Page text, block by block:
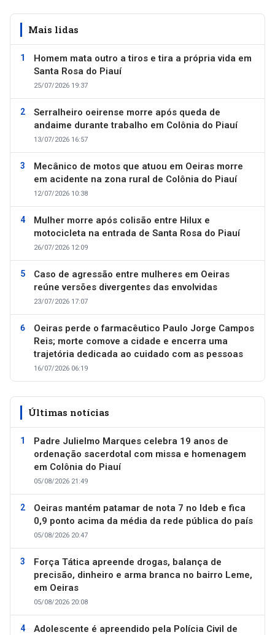
Mais lidas
Homem mata outro a tiros e tira a própria vida em
Santa Rosa do Piauí
25/07/2026 19:37
Serralheiro oeirense morre após queda de
andaime durante trabalho em Colônia do Piauí
13/07/2026 16:57
Mecânico de motos que atuou em Oeiras morre
em acidente na zona rural de Colônia do Piauí
12/07/2026 10:38
Mulher morre após colisão entre Hilux e
motocicleta na entrada de Santa Rosa do Piauí
26/07/2026 12:09
Caso de agressão entre mulheres em Oeiras
reúne versões divergentes das envolvidas
23/07/2026 17:07
Oeiras perde o farmacêutico Paulo Jorge Campos
Reis; morte comove a cidade e encerra uma
trajetória dedicada ao cuidado com as pessoas
16/07/2026 06:19
Últimas notícias
Padre Julielmo Marques celebra 19 anos de
ordenação sacerdotal com missa e homenagem
em Colônia do Piauí
05/08/2026 21:49
Oeiras mantém patamar de nota 7 no Ideb e fica
0,9 ponto acima da média da rede pública do país
05/08/2026 20:47
Força Tática apreende drogas, balança de
precisão, dinheiro e arma branca no bairro Leme,
em Oeiras
05/08/2026 20:08
Adolescente é apreendido pela Polícia Civil de